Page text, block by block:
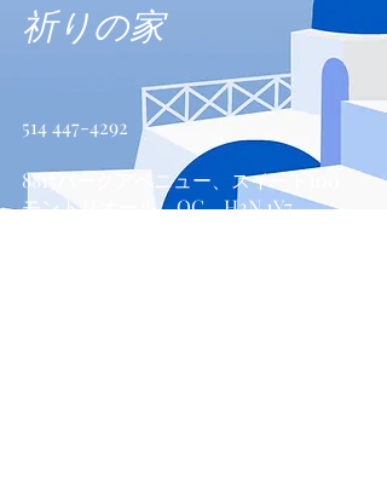
祈りの家
514 447-4292
8815パークアベニュー、スイート100
モントリオール、QC、H2N 1Y7